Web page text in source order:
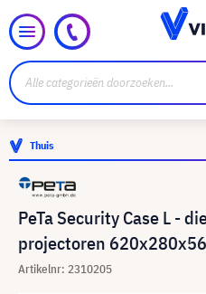
Thuis
PeTa Security Case L -
projectoren
Artikelnr: 2310205